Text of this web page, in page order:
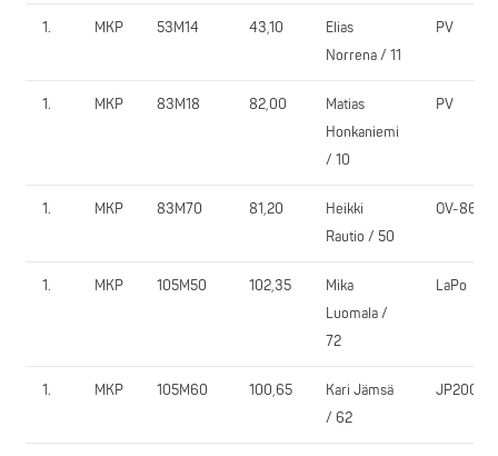
1. MKP 53M14 43,10
Elias
Norrena / 11
PV
1. MKP 83M18 82,00
Matias
Honkaniemi
/ 10
PV
1. MKP 83M70 81,20
Heikki
Rautio / 50
OV-86
1. MKP 105M50 102,35
Mika
Luomala /
72
LaPo
1. MKP 105M60 100,65
Kari Jämsä
/ 62
JP2000